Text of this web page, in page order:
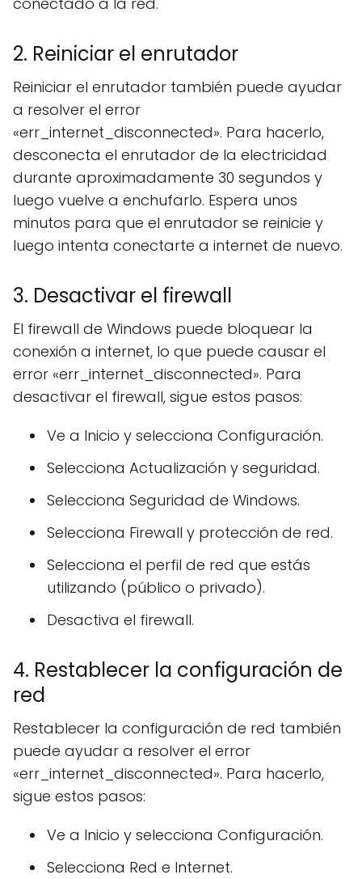
2. Reiniciar el enrutador
Reiniciar el enrutador también puede ayudar
a resolver el error
«err_internet_disconnected». Para hacerlo,
desconecta el enrutador de la electricidad
durante aproximadamente 30 segundos y
luego vuelve a enchufarlo. Espera unos
minutos para que el enrutador se reinicie y
luego intenta conectarte a internet de nuevo.
3. Desactivar el firewall
El firewall de Windows puede bloquear la
conexión a internet, lo que puede causar el
error «err_internet_disconnected». Para
desactivar el firewall, sigue estos pasos:
Ve a Inicio y selecciona Configuración.
Selecciona Actualización y seguridad.
Selecciona Seguridad de Windows.
Selecciona Firewall y protección de red.
Selecciona el perfil de red que estás
utilizando (público o privado).
Desactiva el firewall.
4. Restablecer la configuración de
red
Restablecer la configuración de red también
puede ayudar a resolver el error
«err_internet_disconnected». Para hacerlo,
sigue estos pasos:
Ve a Inicio y selecciona Configuración.
Selecciona Red e Internet.